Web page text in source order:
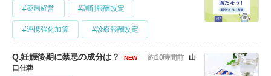
#薬局経営
#調剤報酬改定
#連携強化加算 #診療報酬改定
Q.妊娠後期に禁忌の成分は？ NEW 約10時間前
山
口佳蓉